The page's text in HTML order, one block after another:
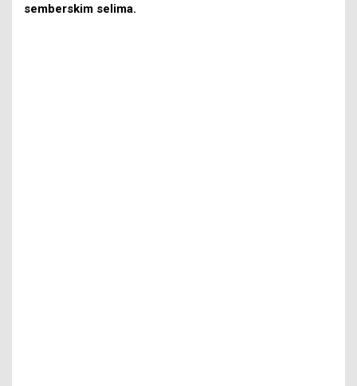
semberskim selima.